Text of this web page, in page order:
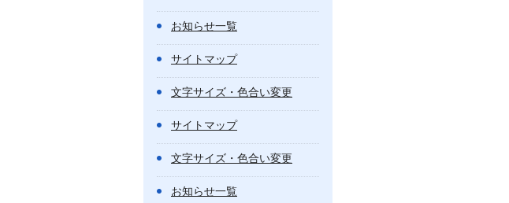
お知らせ一覧
サイトマップ
文字サイズ・色合い変更
サイトマップ
文字サイズ・色合い変更
お知らせ一覧